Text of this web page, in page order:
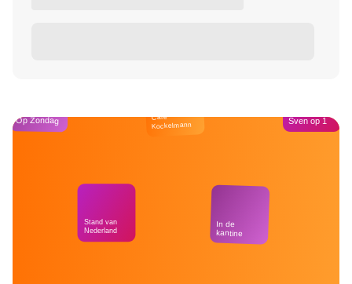
Op Zondag
Stand van
Nederland
Café
Kockelmann
In de
kantine
Sven op 1